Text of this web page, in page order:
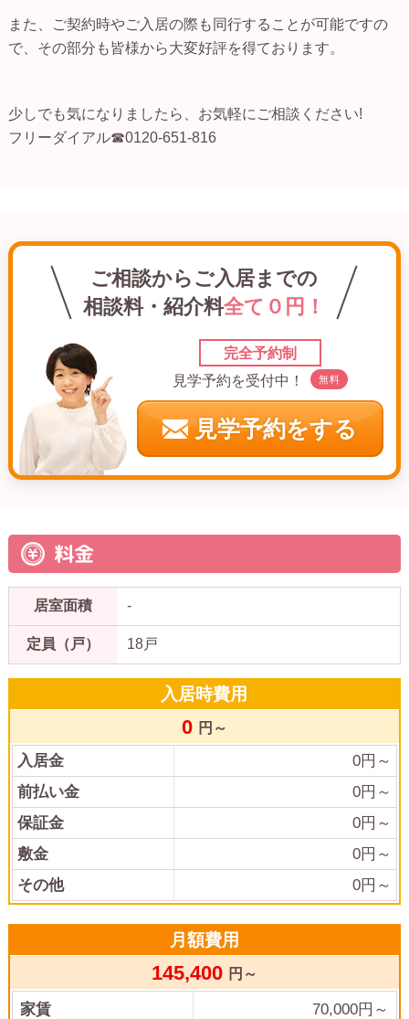
また、ご契約時やご入居の際も同行することが可能ですの
で、その部分も皆様から大変好評を得ております。
少しでも気になりましたら、お気軽にご相談ください!
フリーダイアル☎0120-651-816
ご相談からご入居までの
相談料・紹介料全て０円！
完全予約制
見学予約を受付中！
無料
見学予約をする
料金
居室面積 -
定員（戸） 18戸
入居時費用
0 円～
入居金 0円～
前払い金
0円～
保証金
0円～
敷金
0円～
その他
0円～
月額費用
145,400 円～
家賃 70,000円～